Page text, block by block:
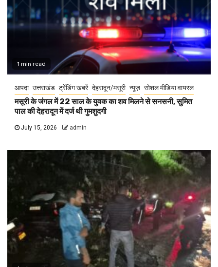
1 min read
आपदा उत्तराखंड ट्रेंडिंग खबरें देहरादून/मसूरी न्यूज़ सोशल मीडिया वायरल
मसूरी के जंगल में 22 साल के युवक का शव मिलने से सनसनी, सुमित
पाल की देहरादून में दर्ज थी गुमशुदगी
July 15, 2026 admin